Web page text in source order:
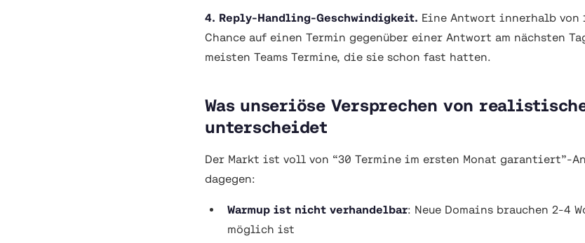
4. Reply-Handling-Geschwindigkeit. Eine Antwort innerhalb von
Chance auf einen Termin gegenüber einer Antwort am nächsten
meisten Teams Termine, die sie schon fast hatten.
Was unseriöse Versprechen von
unterscheidet
Der Markt ist voll von “30 Termine im ersten Monat garantiert”-
dagegen:
Warmup ist nicht verhandelbar: Neue Domains brauchen 2-4
möglich ist